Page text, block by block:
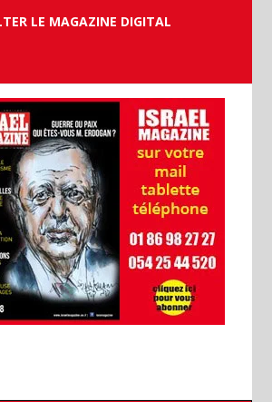
LE MAGAZINE DIGITAL